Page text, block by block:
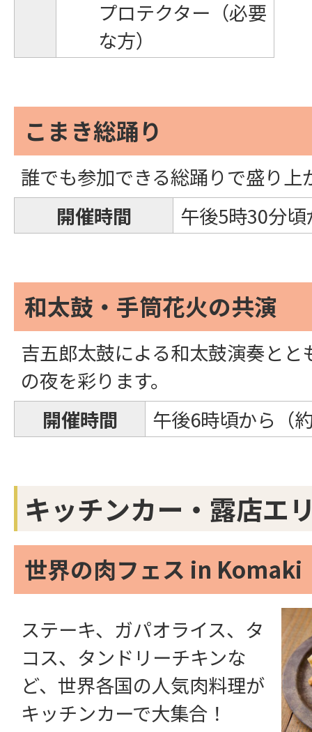
プロテクター（必要
な方）
こまき総踊り
誰でも参加できる総踊りで盛り上
開催時間
午後5時30分頃
和太鼓・手筒花火の共演
吉五郎太鼓による和太鼓演奏とと
の夜を彩ります。
開催時間
午後6時頃から（
キッチンカー・露店エ
世界の肉フェス in Komaki
ステーキ、ガパオライス、タ
コス、タンドリーチキンな
ど、世界各国の人気肉料理が
キッチンカーで大集合！